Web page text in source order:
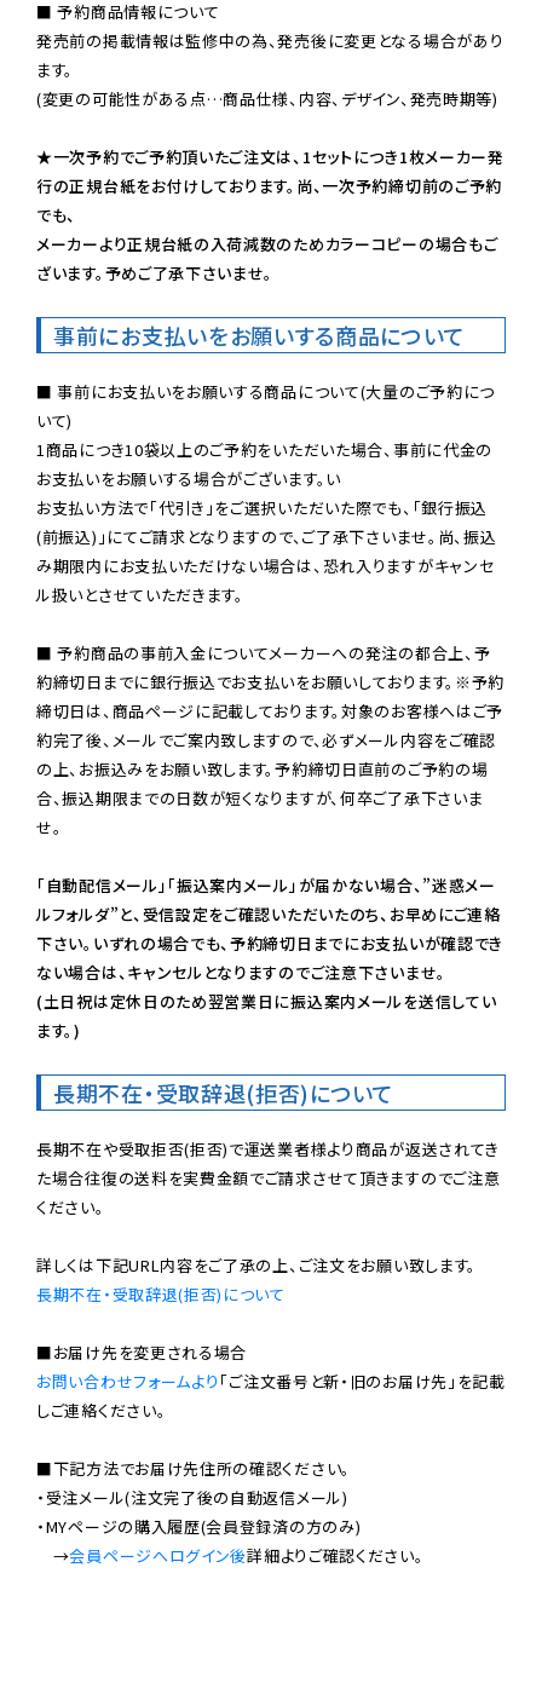
■ 予約商品情報について
発売前の掲載情報は監修中の為、発売後に変更となる場合があり
ます。
(変更の可能性がある点…商品仕様、内容、デザイン、発売時期等)
★一次予約でご予約頂いたご注文は、1セットにつき1枚メーカー発
行の正規台紙をお付けしております。尚、一次予約締切前のご予約
でも、
メーカーより正規台紙の入荷減数のためカラーコピーの場合もご
ざいます。予めご了承下さいませ。
事前にお支払いをお願いする商品について
■ 事前にお支払いをお願いする商品について(大量のご予約につ
いて)
1商品につき10袋以上のご予約をいただいた場合、事前に代金の
お支払いをお願いする場合がございます。い
お支払い方法で「代引き」をご選択いただいた際でも、「銀行振込
(前振込)」にてご請求となりますので、ご了承下さいませ。尚、振込
み期限内にお支払いただけない場合は、恐れ入りますがキャンセ
ル扱いとさせていただきます。
■ 予約商品の事前入金についてメーカーへの発注の都合上、予
約締切日までに銀行振込でお支払いをお願いしております。※予約
締切日は、商品ページに記載しております。対象のお客様へはご予
約完了後、メールでご案内致しますので、必ずメール内容をご確認
の上、お振込みをお願い致します。予約締切日直前のご予約の場
合、振込期限までの日数が短くなりますが、何卒ご了承下さいま
せ。
「自動配信メール」「振込案内メール」が届かない場合、”迷惑メー
ルフォルダ”と、受信設定をご確認いただいたのち、お早めにご連絡
下さい。いずれの場合でも、予約締切日までにお支払いが確認でき
ない場合は、キャンセルとなりますのでご注意下さいませ。
(土日祝は定休日のため翌営業日に振込案内メールを送信してい
ます。)
長期不在・受取辞退(拒否)について
長期不在や受取拒否(拒否)で運送業者様より商品が返送されてき
た場合往復の送料を実費金額でご請求させて頂きますのでご注意
ください。
長期不在・受取辞退(拒否)について
お問い合わせフォームより 「ご注文番号と新・旧のお届け先」を記載
しご連絡ください。
■下記方法でお届け先住所の確認ください。
・受注メール(注文完了後の自動返信メール)
・MYページの購入履歴(会員登録済の方のみ)
→会員ページへログイン後